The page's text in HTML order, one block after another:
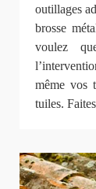
outillages
brosse
voulez
même vos
tuiles.